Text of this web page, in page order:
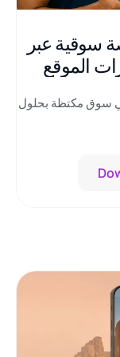
سوقية عبر
الموقع
سوق مكتظة بحلول